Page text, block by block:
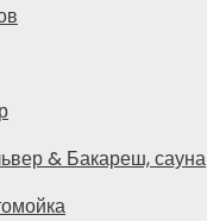
& Бакареш, сауна